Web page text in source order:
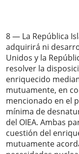
8 — La República
adquirirá ni
Unidos y la
resolver la
enriquecido
mutuamente, en
mencionado en el
mínima de
del OIEA. Ambas
cuestión del
mutuamente